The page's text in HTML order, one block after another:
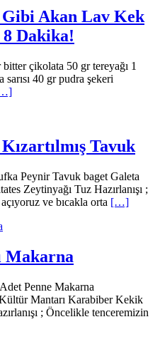
Gibi Akan Lav Kek
8 Dakika!
çikolata 50 gr tereyağı 1
40 gr pudra şekeri
Tavuk
Peynir Tavuk baget Galeta
Zeytinyağı Tuz Hazırlanışı ;
ve bıcakla orta […]
Makarna
Penne Makarna
Mantarı Karabiber Kekik
; Öncelikle tenceremizin